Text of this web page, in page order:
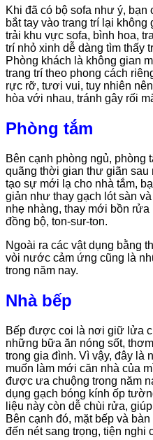
Khi đã có bộ sofa như ý, bạn
bắt tay vào trang trí lại
trải khu vực sofa, bình hoa,
trí nhỏ xinh dễ dàng tìm thấy
Phòng khách là không gian
trang trí theo phong cách
rực rỡ, tươi vui, tuy nhiên
hòa với nhau, tránh gây rối
Phòng tắm
Bên cạnh phòng ngủ, phòng
quãng thời gian thư giãn sau
tạo sự mới lạ cho nhà tắm,
giản như thay gạch lót sàn
nhẹ nhàng, thay mới bồn
đồng bộ, ton-sur-ton.
Ngoài ra các vật dụng bằng
vòi nước cảm ứng cũng là
trong năm nay.
Nhà bếp
Bếp được coi là nơi giữ lửa
những bữa ăn nóng sốt,
trong gia đình. Vì vậy, đây là
muốn làm mới căn nhà của
được ưa chuộng trong năm
dụng gạch bóng kính ốp
liệu này còn dễ chùi rửa,
Bên cạnh đó, mặt bếp và
đến nét sang trọng, tiện nghi